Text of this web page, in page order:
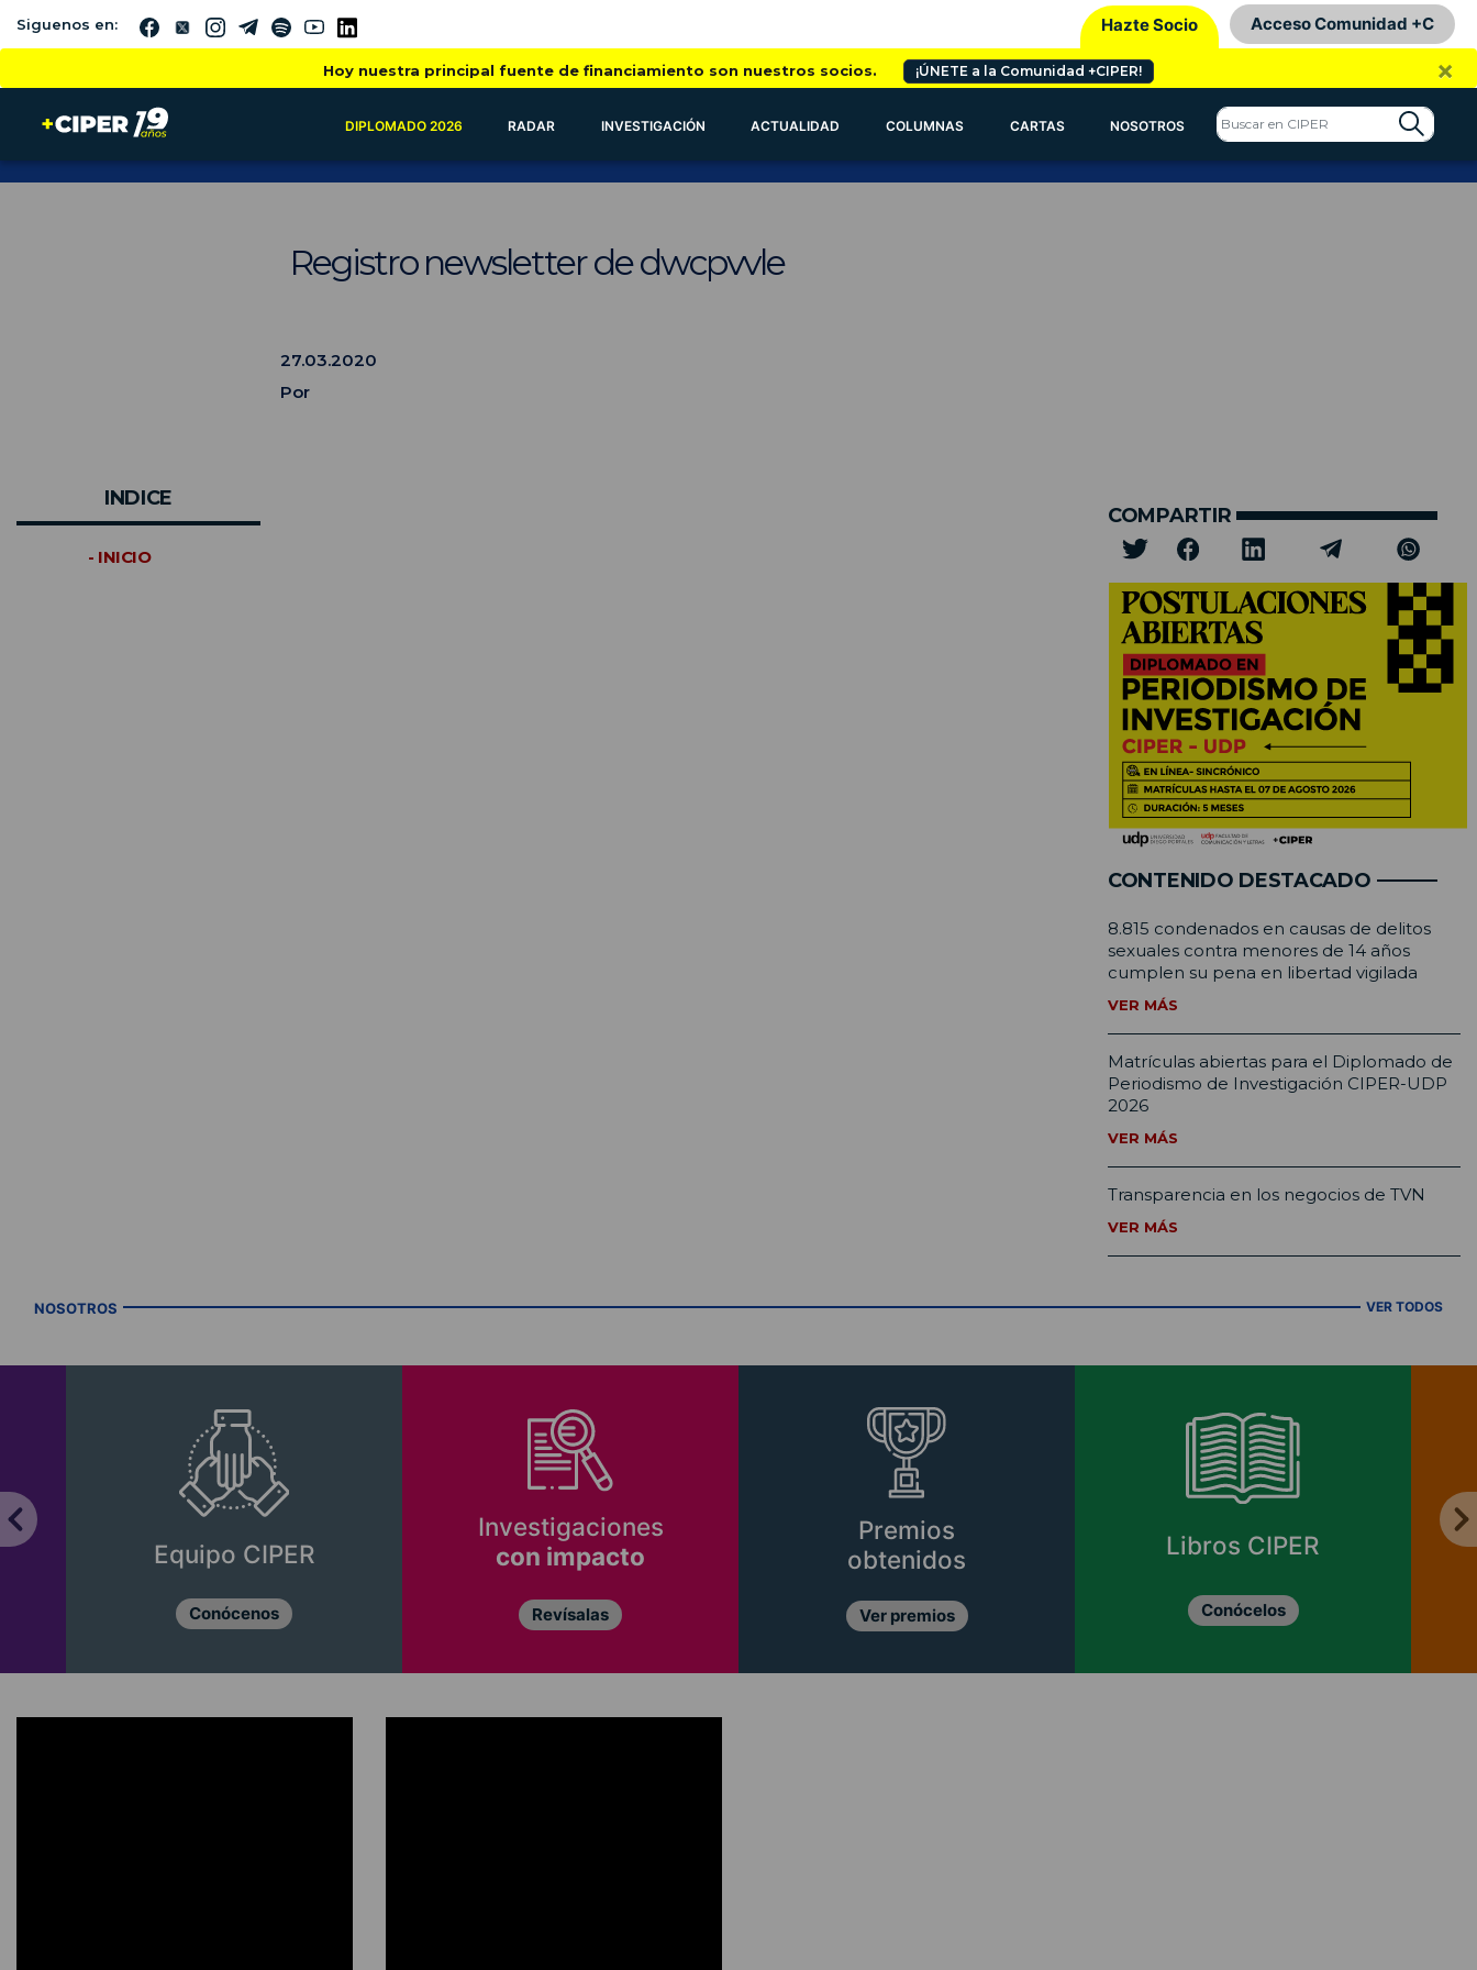
Siguenos en: Hazte Socio Acceso Comunidad +C
Hoy nuestra principal fuente de financiamiento son nuestros socios. ¡ÚNETE a la Comunidad +CIPER! ×
DIPLOMADO 2026 RADAR INVESTIGACIÓN ACTUALIDAD COLUMNAS CARTAS NOSOTROS
Registro newsletter de dwcpvvle
27.03.2020
Por
INDICE
- INICIO
COMPARTIR
CONTENIDO DESTACADO
8.815 condenados en causas de delitos
sexuales contra menores de 14 años
cumplen su pena en libertad vigilada
VER MÁS
Matrículas abiertas para el Diplomado de
Periodismo de Investigación CIPER-UDP
2026
VER MÁS
Transparencia en los negocios de TVN
VER MÁS
NOSOTROS VER TODOS
Equipo CIPER
Conócenos
Investigaciones
con impacto
Revísalas
Premios
obtenidos
Ver premios
Libros CIPER
Conócelos